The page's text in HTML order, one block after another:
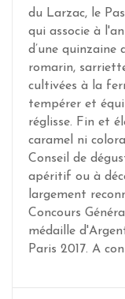
du Larzac, le
qui associe à
d’une
romarin,
cultivées à la
tempérer et
réglisse. Fin et
caramel ni
Conseil de
apéritif ou à
largement
Concours
médaille
Paris 2017. A